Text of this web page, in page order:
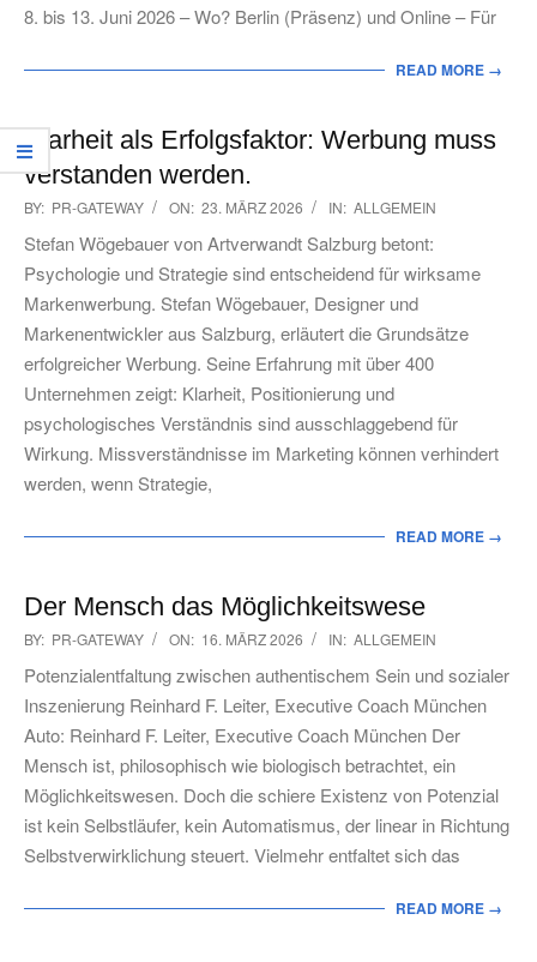
8. bis 13. Juni 2026 – Wo? Berlin (Präsenz) und Online – Für
READ MORE →
Klarheit als Erfolgsfaktor: Werbung muss
verstanden werden.
2026-
03-
23
BY: PR-GATEWAY ON: 23. MÄRZ 2026 IN: ALLGEMEIN
Stefan Wögebauer von Artverwandt Salzburg betont:
Psychologie und Strategie sind entscheidend für wirksame
Markenwerbung. Stefan Wögebauer, Designer und
Markenentwickler aus Salzburg, erläutert die Grundsätze
erfolgreicher Werbung. Seine Erfahrung mit über 400
Unternehmen zeigt: Klarheit, Positionierung und
psychologisches Verständnis sind ausschlaggebend für
Wirkung. Missverständnisse im Marketing können verhindert
werden, wenn Strategie,
READ MORE →
Der Mensch das Möglichkeitswese
2026-
03-
16
BY: PR-GATEWAY ON: 16. MÄRZ 2026 IN: ALLGEMEIN
Potenzialentfaltung zwischen authentischem Sein und sozialer
Inszenierung Reinhard F. Leiter, Executive Coach München
Auto: Reinhard F. Leiter, Executive Coach München Der
Mensch ist, philosophisch wie biologisch betrachtet, ein
Möglichkeitswesen. Doch die schiere Existenz von Potenzial
ist kein Selbstläufer, kein Automatismus, der linear in Richtung
Selbstverwirklichung steuert. Vielmehr entfaltet sich das
READ MORE →